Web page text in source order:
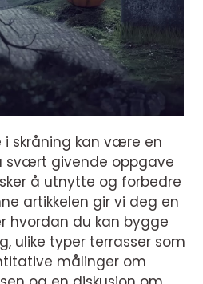
i skråning kan være en
svært givende oppgave
å utnytte og forbedre
artikkelen gir vi deg en
hvordan du kan bygge
ulike typer terrasser som
målinger om